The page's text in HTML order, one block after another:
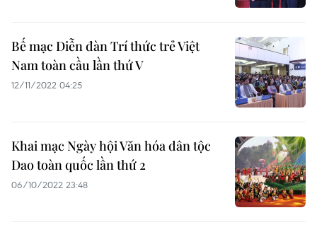
Bế mạc Diễn đàn Trí thức trẻ Việt
Nam toàn cầu lần thứ V
12/11/2022 04:25
Khai mạc Ngày hội Văn hóa dân tộc
Dao toàn quốc lần thứ 2
06/10/2022 23:48